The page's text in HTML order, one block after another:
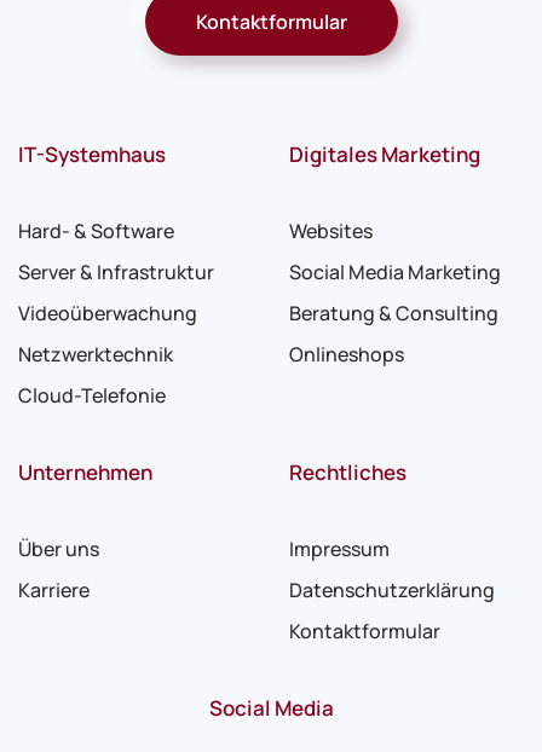
Kontaktformular
IT-Systemhaus
Hard- & Software
Server & Infrastruktur
Videoüberwachung
Netzwerktechnik
Cloud-Telefonie
Digitales Marketing
Websites
Social Media Marketing
Beratung & Consulting
Onlineshops
Unternehmen
Über uns
Karriere
Rechtliches
Impressum
Datenschutzerklärung
Kontaktformular
Social Media